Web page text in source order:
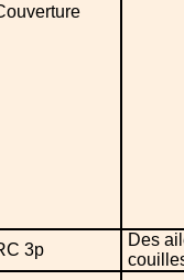
3p
Des